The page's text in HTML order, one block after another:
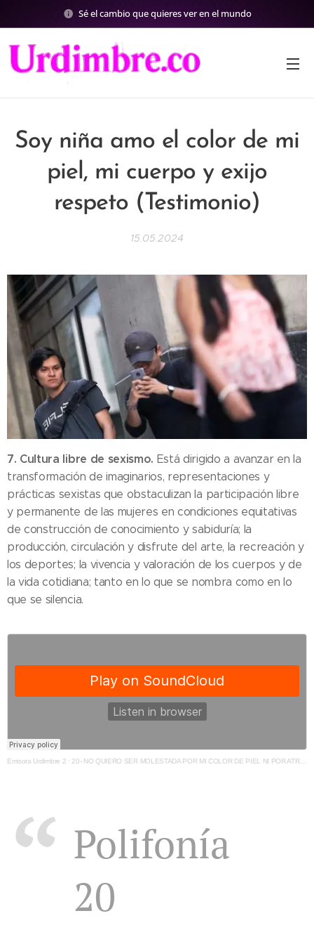
Sé el cambio que quieres ver en el mundo
Soy niña amo el color de mi
piel, mi cuerpo y exijo
respeto (Testimonio)
15.05.2024
7. Cultura libre de sexismo. Está dirigido a avanzar en la
transformación de imaginarios, representaciones y
prácticas sexistas que obstaculizan la participación libre
y permanente de las mujeres en condiciones equitativas
de construcción de conocimiento y sabiduría; la
producción, circulación y disfrute del arte, la recreación y
los deportes; la vivencia y valoración de los cuerpos y de
la vida cotidiana; tanto en lo que se nombra como en lo
que se silencia.
Emisora Urdimbre 2 · 20- NO QUIERO SER MOLESTADA POR MI COLOR DE PIEL NI POR ATRIBUTOS DE MI CUERPO Emisora Urdimbre
Polifonía
20